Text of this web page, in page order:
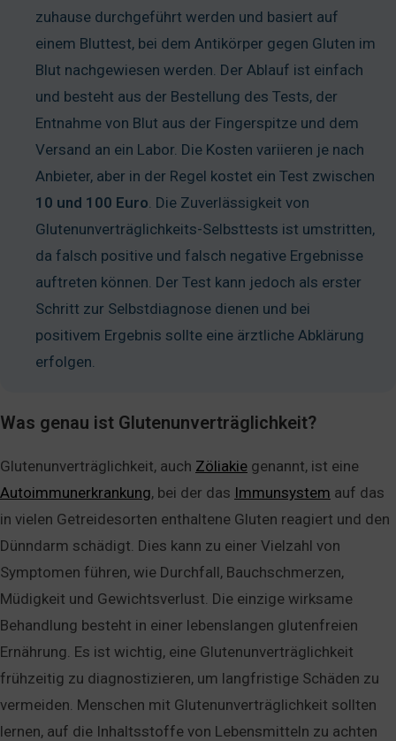
zuhause durchgeführt werden und basiert auf
einem Bluttest, bei dem Antikörper gegen Gluten im
Blut nachgewiesen werden. Der Ablauf ist einfach
und besteht aus der Bestellung des Tests, der
Entnahme von Blut aus der Fingerspitze und dem
Versand an ein Labor. Die Kosten variieren je nach
Anbieter, aber in der Regel kostet ein Test zwischen
10 und 100 Euro. Die Zuverlässigkeit von
Glutenunverträglichkeits-Selbsttests ist umstritten,
da falsch positive und falsch negative Ergebnisse
auftreten können. Der Test kann jedoch als erster
Schritt zur Selbstdiagnose dienen und bei
positivem Ergebnis sollte eine ärztliche Abklärung
erfolgen.
Was genau ist Glutenunverträglichkeit?
Glutenunverträglichkeit, auch Zöliakie genannt, ist eine
Autoimmunerkrankung, bei der das Immunsystem auf das
in vielen Getreidesorten enthaltene Gluten reagiert und den
Dünndarm schädigt. Dies kann zu einer Vielzahl von
Symptomen führen, wie Durchfall, Bauchschmerzen,
Müdigkeit und Gewichtsverlust. Die einzige wirksame
Behandlung besteht in einer lebenslangen glutenfreien
Ernährung. Es ist wichtig, eine Glutenunverträglichkeit
frühzeitig zu diagnostizieren, um langfristige Schäden zu
vermeiden. Menschen mit Glutenunverträglichkeit sollten
lernen, auf die Inhaltsstoffe von Lebensmitteln zu achten